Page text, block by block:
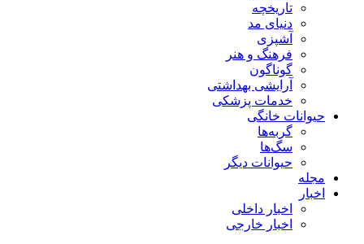
تاریخچه
دنیای مد
آشپزی
فرهنگ و هنر
گوناگون
آرایشی بهداشتی
خدمات پزشکی
حیوانات خانگی
گربه‌ها
سگ‌ها
حیوانات دیگر
مجله
اخبار
اخبار داخلی
اخبار خارجی